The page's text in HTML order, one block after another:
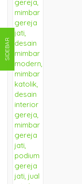
SIDEBAR